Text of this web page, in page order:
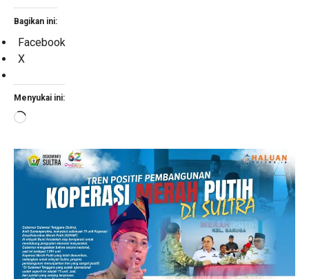
Bagikan ini:
Facebook
X
Menyukai ini:
Memuat...